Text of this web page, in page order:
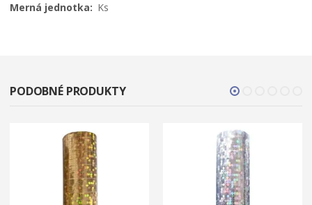
Ks
PODOBNÉ PRODUKTY